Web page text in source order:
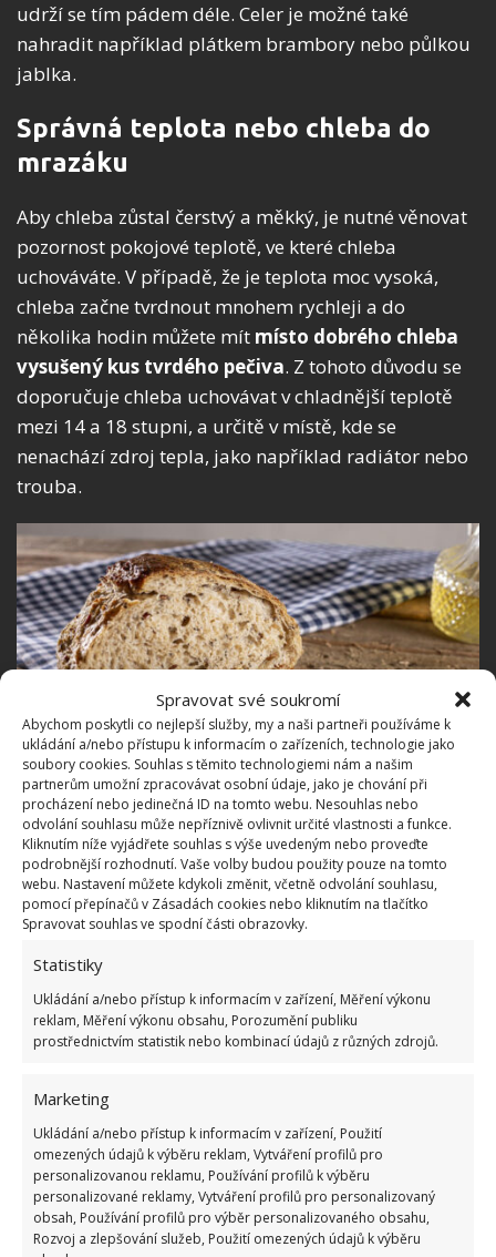
Spravovat své soukromí
Abychom poskytli co nejlepší služby, my a naši partneři používáme k
ukládání a/nebo přístupu k informacím o zařízeních, technologie jako
soubory cookies. Souhlas s těmito technologiemi nám a našim
partnerům umožní zpracovávat osobní údaje, jako je chování při
procházení nebo jedinečná ID na tomto webu. Nesouhlas nebo
odvolání souhlasu může nepříznivě ovlivnit určité vlastnosti a funkce.
Kliknutím níže vyjádřete souhlas s výše uvedeným nebo proveďte
podrobnější rozhodnutí. Vaše volby budou použity pouze na tomto
webu. Nastavení můžete kdykoli změnit, včetně odvolání souhlasu,
pomocí přepínačů v Zásadách cookies nebo kliknutím na tlačítko
Spravovat souhlas ve spodní části obrazovky.
Statistiky
Ukládání a/nebo přístup k informacím v zařízení, Měření výkonu
reklam, Měření výkonu obsahu, Porozumění publiku
prostřednictvím statistik nebo kombinací údajů z různých zdrojů.
Marketing
Ukládání a/nebo přístup k informacím v zařízení, Použití
omezených údajů k výběru reklam, Vytváření profilů pro
personalizovanou reklamu, Používání profilů k výběru
personalizované reklamy, Vytváření profilů pro personalizovaný
obsah, Používání profilů pro výběr personalizovaného obsahu,
Rozvoj a zlepšování služeb, Použití omezených údajů k výběru
udrží se tím pádem déle. Celer je možné také
nahradit například plátkem brambory nebo půlkou
jablka.
Správná teplota nebo chleba do
mrazáku
Aby chleba zůstal čerstvý a měkký, je nutné věnovat
pozornost pokojové teplotě, ve které chleba
uchováváte. V případě, že je teplota moc vysoká,
chleba začne tvrdnout mnohem rychleji a do
několika hodin můžete mít místo dobrého chleba
vysušený kus tvrdého pečiva. Z tohoto důvodu se
doporučuje chleba uchovávat v chladnější teplotě
mezi 14 a 18 stupni, a určitě v místě, kde se
nenachází zdroj tepla, jako například radiátor nebo
trouba.
Fotografie: Pixabay
Další možností, jak udržet chleba čerstvý, je nechat
ho zmrazit. Stačí ho vložit do sáčku, je nutné se
ujistit, aby v sáčku ideálně nebyl žádný vzduch. V
mrazáku ho můžete mít dlouho,
to neubere. Pokud se ale rozhodnete chleba po čase
rozmrazit, je nutné ho nechat rozmrazovat při
troubě, teplota by však neměla být vysoká, aby
chleba neztvrdl.
Zdroj:WellAndGood